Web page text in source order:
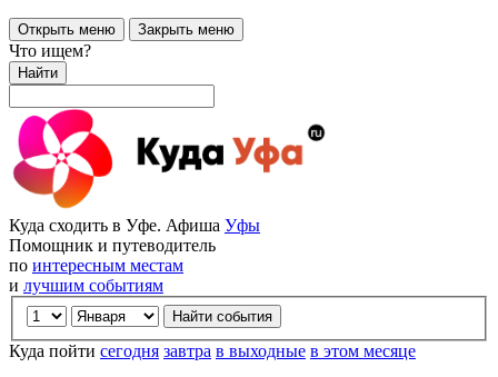
Открыть меню Закрыть меню
Что ищем?
Найти
Куда сходить в Уфе. Афиша Уфы
Помощник и путеводитель
по интересным местам
и лучшим событиям
Куда пойти сегодня завтра в выходные в этом месяце